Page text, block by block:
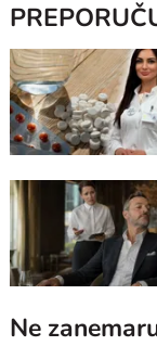
Ne